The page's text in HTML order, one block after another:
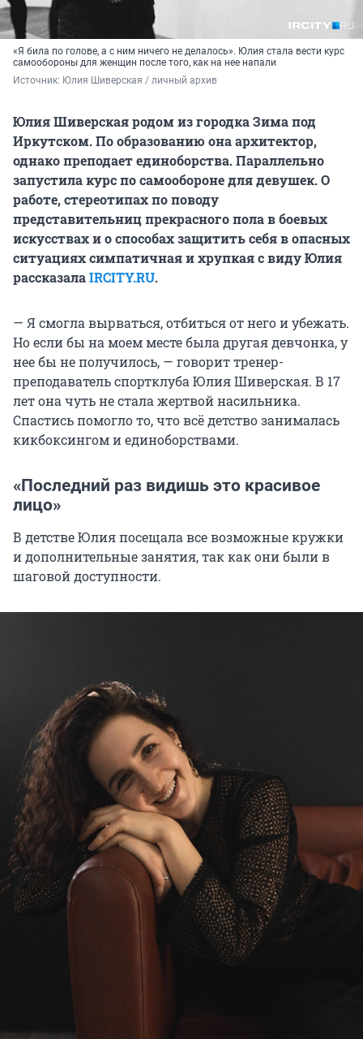
«Я била по голове, а с ним ничего не делалось». Юлия стала вести курс
самообороны для женщин после того, как на нее напали
Источник: Юлия Шиверская / личный архив
Юлия Шиверская родом из городка Зима под
Иркутском. По образованию она архитектор,
однако преподает единоборства. Параллельно
запустила курс по самообороне для девушек. О
работе, стереотипах по поводу
представительниц прекрасного пола в боевых
искусствах и о способах защитить себя в опасных
ситуациях симпатичная и хрупкая с виду Юлия
рассказалаIRCITY.RU.
— Я смогла вырваться, отбиться от него и убежать.
Но если бы на моем месте была другая девчонка, у
нее бы не получилось, — говорит тренер-
преподаватель спортклуба Юлия Шиверская. В 17
лет она чуть не стала жертвой насильника.
Спастись помогло то, что всё детство занималась
кикбоксингом и единоборствами.
«Последний раз видишь это красивое
лицо»
В детстве Юлия посещала все возможные кружки
и дополнительные занятия, так как они были в
шаговой доступности.